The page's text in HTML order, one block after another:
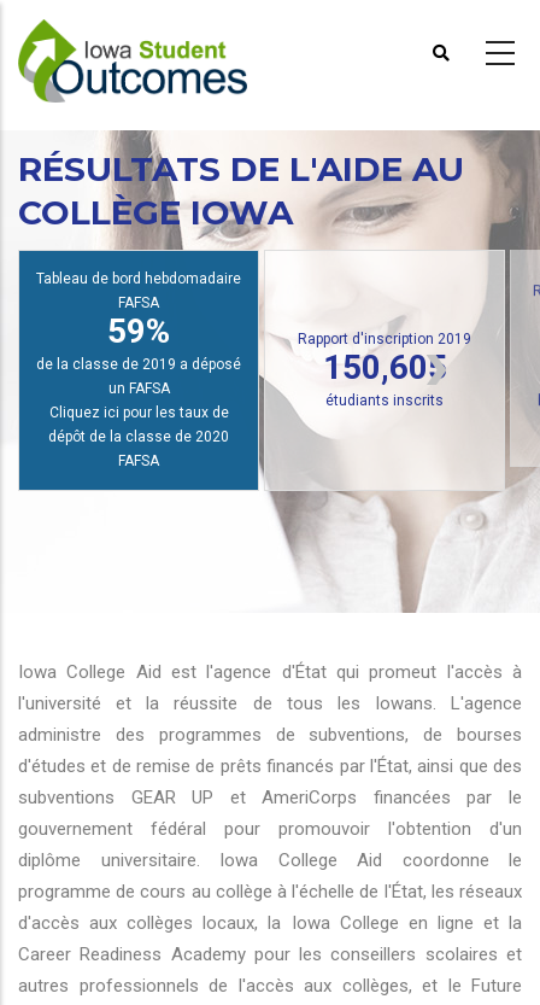
contenu
principal
RÉSULTATS DE L'AIDE AU
COLLÈGE IOWA
Tableau de bord hebdomadaire
FAFSA
59%
de la classe de 2019 a déposé
un FAFSA
Cliquez ici pour les taux de
dépôt de la classe de 2020
FAFSA
Rapport d'inscription 2019
150,605
étudiants inscrits
Iowa College Aid est l'agence d'État qui promeut l'accès à
l'université et la réussite de tous les Iowans. L'agence
administre des programmes de subventions, de bourses
d'études et de remise de prêts financés par l'État, ainsi que des
subventions GEAR UP et AmeriCorps financées par le
gouvernement fédéral pour promouvoir l'obtention d'un
diplôme universitaire. Iowa College Aid coordonne le
programme de cours au collège à l'échelle de l'État, les réseaux
d'accès aux collèges locaux, la Iowa College en ligne et la
Career Readiness Academy pour les conseillers scolaires et
autres professionnels de l'accès aux collèges, et le Future